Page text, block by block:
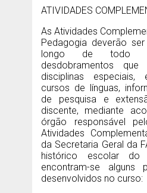
ATIVIDADES
As Atividades
Pedagogia deverão
longo de todo
desdobramentos
disciplinas especiais,
cursos de línguas,
de pesquisa e
discente, mediante
órgão responsável
Atividades
da Secretaria Geral da
histórico escolar
encontram-se alguns
desenvolvidos no curso: